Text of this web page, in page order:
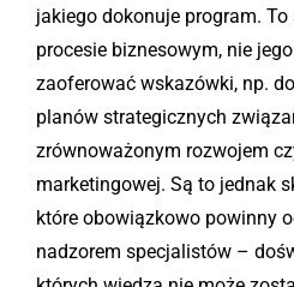
jakiego dokonuje program.
procesie biznesowym, nie
zaoferować wskazówki, np.
planów strategicznych
zrównoważonym rozwojem
marketingowej. Są to jednak
które obowiązkowo powinny
nadzorem specjalistów –